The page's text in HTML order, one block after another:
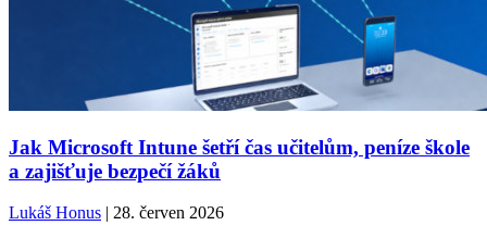
Jak Microsoft Intune šetří čas učitelům, peníze škole
a zajišťuje bezpečí žáků
Lukáš Honus | 28. červen 2026